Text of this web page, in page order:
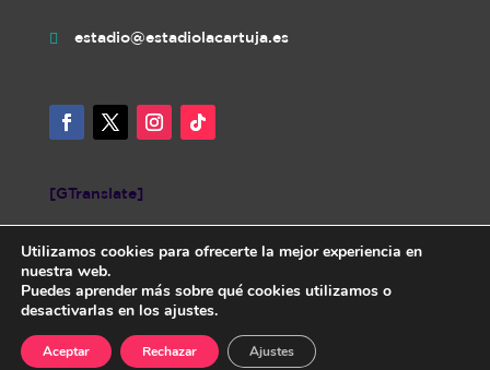
 estadio@estadiolacartuja.es
[GTranslate]
LEGAL| POLÍTICA DE PRIVACIDAD|POLÍTICA DE COOKIES
Utilizamos cookies para ofrecerte la mejor experiencia en
nuestra web.
Puedes aprender más sobre qué cookies utilizamos o
desactivarlas en los ajustes.
Aceptar Rechazar Ajustes